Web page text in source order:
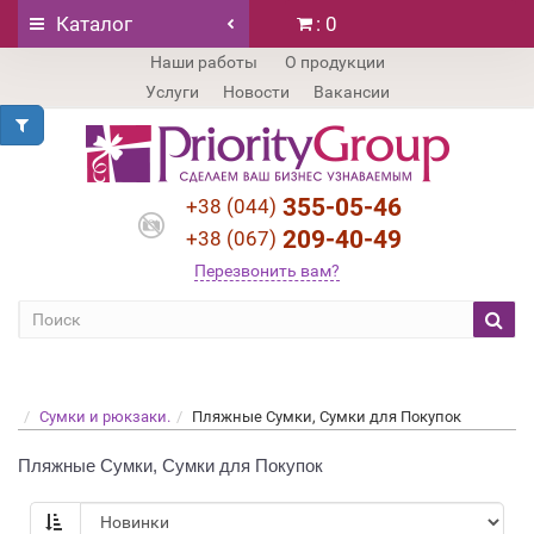
Наши работы
О продукции
Услуги
Новости Вакансии
+38 (044) 355-05-46
+38 (067) 209-40-49
Перезвонить вам?
Каталог : 0
Сумки и рюкзаки. Пляжные Сумки, Сумки для Покупок
Пляжные Сумки, Сумки для Покупок